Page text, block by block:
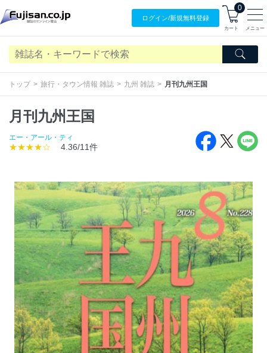
ログイン/新規無料登録
0
カート メニュー
トップ 旅行・タウン情報 雑誌 九州 雑誌 月刊九州王国
月刊九州王国
エー・アール・ティ
★★★★☆ 4.36/11件